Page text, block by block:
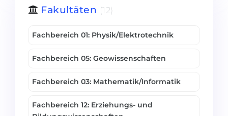
Fakultäten (12)
Fachbereich 01: Physik/Elektrotechnik
Fachbereich 05: Geowissenschaften
Fachbereich 03: Mathematik/Informatik
Fachbereich 12: Erziehungs- und